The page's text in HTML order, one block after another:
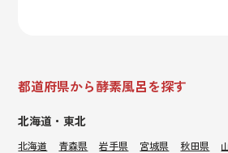
都道府県から酵素風呂を探す
北海道・東北
北海道 青森県 岩手県 宮城県 秋田県